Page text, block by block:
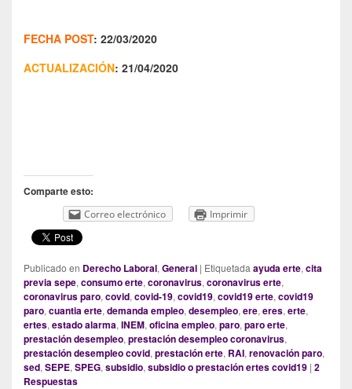
FECHA POST: 22/03/2020
ACTUALIZACIÓN: 21/04/2020
Comparte esto:
Correo electrónico Imprimir
Publicado en Derecho Laboral, General | Etiquetada ayuda erte, cita
previa sepe, consumo erte, coronavirus, coronavirus erte,
coronavirus paro, covid, covid-19, covid19, covid19 erte, covid19
paro, cuantia erte, demanda empleo, desempleo, ere, eres, erte,
ertes, estado alarma, INEM, oficina empleo, paro, paro erte,
prestación desempleo, prestación desempleo coronavirus,
prestación desempleo covid, prestación erte, RAI, renovación paro,
sed, SEPE, SPEG, subsidio, subsidio o prestación ertes covid19 | 2
Respuestas